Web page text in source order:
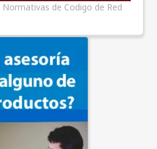
Normativas de Codigo de Red